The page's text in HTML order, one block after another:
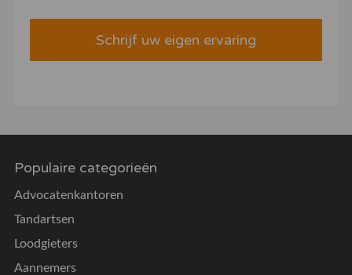
Schrijf uw eigen ervaring
Populaire categorieën
Advocatenkantoren
Tandartsen
Loodgieters
Aannemers